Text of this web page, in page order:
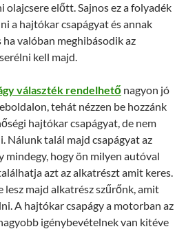
előtt. Sajnos ez a folyadék
a hajtókar csapágyat és annak
valóban meghibásodik az
kell majd.
választék rendelhető nagyon jó
tehát nézzen be hozzánk
hajtókar csapágyat, de nem
Nálunk talál majd csapágyat az
mindegy, hogy ön milyen autóval
azt az alkatrészt amit keres.
lesz majd alkatrész szűrőnk, amit
A hajtókar csapágy a motorban az
igénybevételnek van kitéve